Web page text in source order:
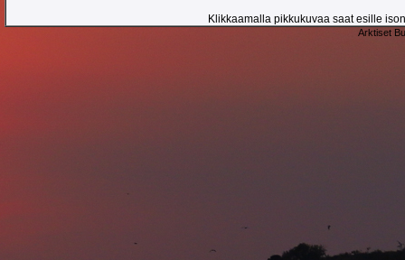
Klikkaamalla pikkukuvaa saat esille
Arktiset